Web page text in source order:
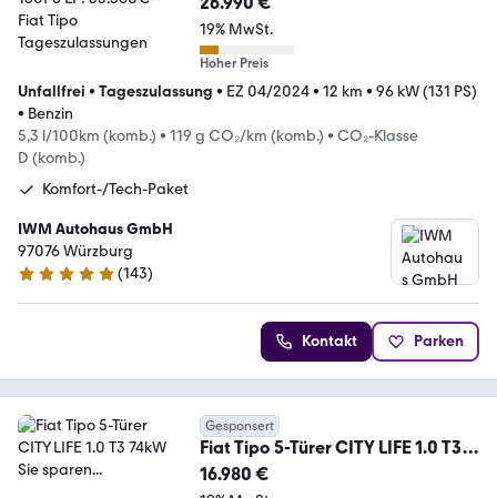
19% MwSt.
Hoher Preis
Unfallfrei • Tageszulassung • EZ 04/2024• 12 km • 96 kW (131 PS)
• Benzin
5,3 l/100km (komb.) • 119 g CO₂/km (komb.) • CO₂-Klasse
D (komb.)
Komfort-/Tech-Paket
IWM Autohaus GmbH
97076 Würzburg
4.8 Sterne
(143)
Kontakt Parken
Gesponsert
Fiat Tipo 5-Türer CITY LIFE 1.0 T3
74kW Sie sparen...
16.980 €